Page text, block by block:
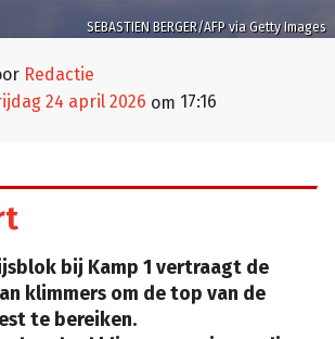
SEBASTIEN BERGER/AFP via Getty Images
Redactie
24 april 2026 om 17:16
bij Kamp 1 vertraagt de
klimmers om de top van de
te bereiken.